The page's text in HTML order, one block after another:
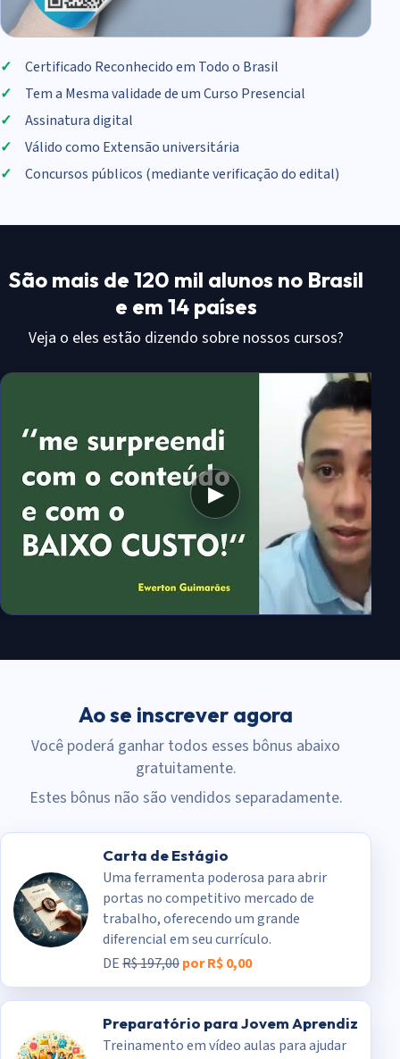
Certificado Reconhecido em Todo o Brasil
Tem a Mesma validade de um Curso Presencial
Assinatura digital
Válido como Extensão universitária
Concursos públicos (mediante verificação do edital)
São mais de 120 mil alunos no Brasil
e em 14 países
Veja o eles estão dizendo sobre nossos cursos?
▶
Ao se inscrever agora
Você poderá ganhar todos esses bônus abaixo
gratuitamente.
Estes bônus não são vendidos separadamente.
Carta de Estágio
Uma ferramenta poderosa para abrir
portas no competitivo mercado de
trabalho, oferecendo um grande
diferencial em seu currículo.
DER$ 197,00por R$ 0,00
Preparatório para Jovem Aprendiz
Treinamento em vídeo aulas para ajudar